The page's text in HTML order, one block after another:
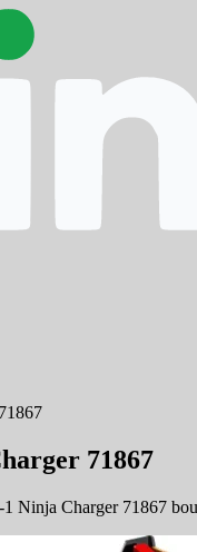
71867
Ninja Charger 71867